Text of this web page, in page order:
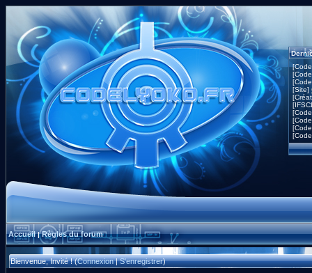
[Site]
Accueil|Règles du forum
Bienvenue, Invité ! (Connexion|S'enregistrer)